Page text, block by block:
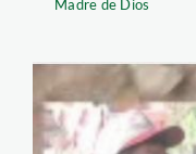
Madre de Dios
Romero